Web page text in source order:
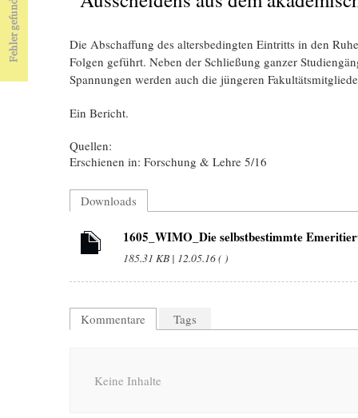
Die Abschaffung des altersbedingten Eintritts in den
Folgen geführt. Neben der Schließung ganzer
Spannungen werden auch die jüngeren
Ein Bericht.
Quellen:
Erschienen in: Forschung & Lehre 5/16
Downloads
1605_WIMO_Die selbstbestimmte
185.31 KB | 12.05.16 ( )
Kommentare Tags
Keine Inhalte